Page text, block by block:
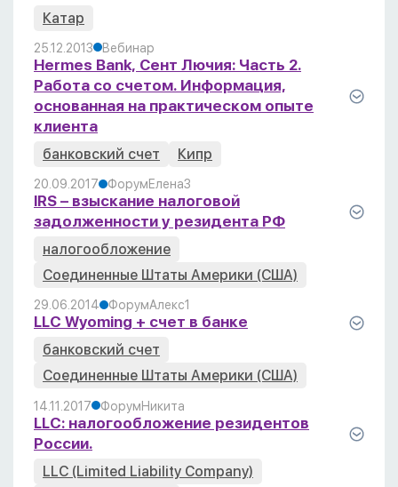
Катар
25.12.2013 Вебинар
Hermes Bank, Сент Лючия: Часть 2.
Работа со счетом. Информация,
основанная на практическом опыте
клиента
банковский счет Кипр
20.09.2017 ФорумЕлена3
IRS – взыскание налоговой
задолженности у резидента РФ
налогообложение
Соединенные Штаты Америки (США)
29.06.2014 ФорумАлекс1
LLC Wyoming + счет в банке
банковский счет
Соединенные Штаты Америки (США)
14.11.2017 ФорумНикита
LLC: налогообложение резидентов
России.
LLC (Limited Liability Company)